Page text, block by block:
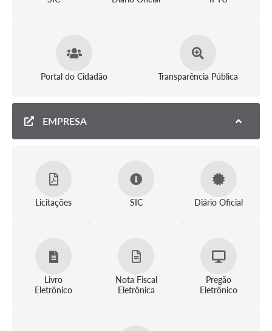
Portal do Cidadão Transparência Pública
EMPRESA
Licitações SIC Diário Oficial
Livro
Eletrônico
Nota Fiscal
Eletrônica
Pregão
Eletrônico